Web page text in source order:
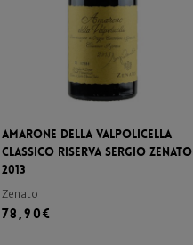
Amarone della Valpolicella
Classico Riserva Sergio Zenato
2013
Zenato
78,90€